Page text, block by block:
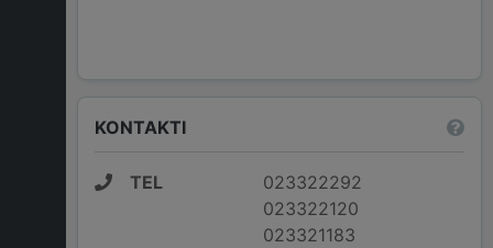
KONTAKTI
TEL
023322292
023322120
023321183